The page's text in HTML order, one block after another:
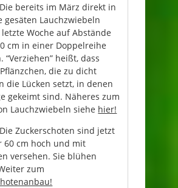
bereits im März direkt in
gesäten Lauchzwiebeln
Woche auf Abstände
cm in einer Doppelreihe
“Verziehen” heißt, dass
die zu dicht
die Lücken setzt, in denen
gekeimt sind. Näheres zum
Lauchzwiebeln siehe hier!
Zuckerschoten sind jetzt
60 cm hoch und mit
versehen. Sie blühen
zum